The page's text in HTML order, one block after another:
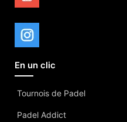
En un clic
Tournois de Padel
Padel Addict